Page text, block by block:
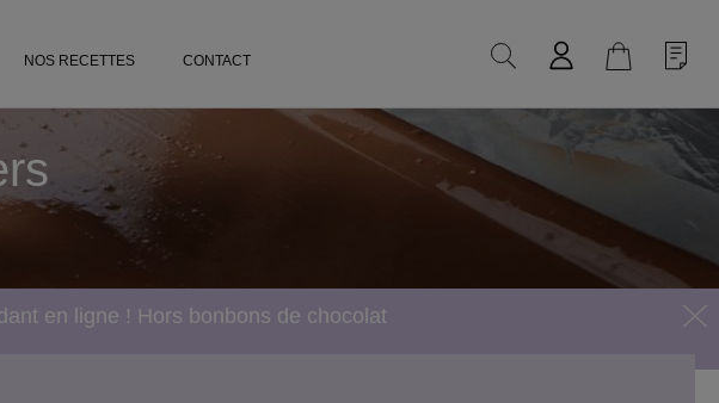
NOS RECETTES CONTACT
en ligne ! Hors bonbons de chocolat